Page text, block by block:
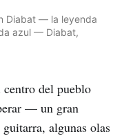
Diabat — la leyenda
azul — Diabat,
del pueblo
— un gran
algunas olas